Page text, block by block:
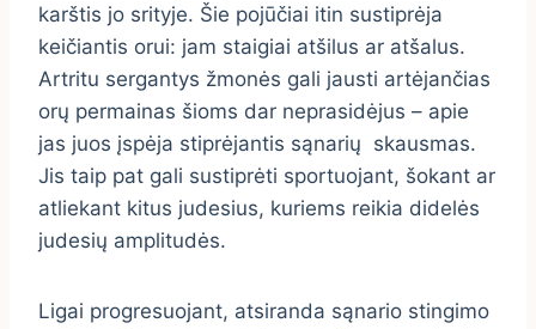
karštis jo srityje. Šie pojūčiai itin sustiprėja
keičiantis orui: jam staigiai atšilus ar atšalus.
Artritu sergantys žmonės gali jausti artėjančias
orų permainas šioms dar neprasidėjus – apie
jas juos įspėja stiprėjantis sąnarių skausmas.
Jis taip pat gali sustiprėti sportuojant, šokant ar
atliekant kitus judesius, kuriems reikia didelės
judesių amplitudės.
Ligai progresuojant, atsiranda sąnario stingimo